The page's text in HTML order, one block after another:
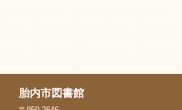
胎内市図書館